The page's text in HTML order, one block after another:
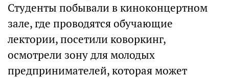
Студенты побывали в киноконцертном
зале, где проводятся обучающие
лектории, посетили коворкинг,
осмотрели зону для молодых
предпринимателей, которая может